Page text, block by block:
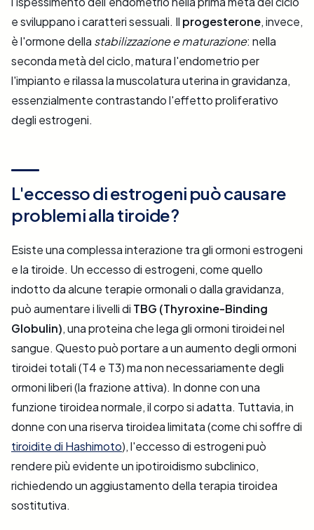
e sviluppano i caratteri sessuali. Il progesterone, invece,
è l'ormone della stabilizzazione e maturazione: nella
seconda metà del ciclo, matura l'endometrio per
l'impianto e rilassa la muscolatura uterina in gravidanza,
essenzialmente contrastando l'effetto proliferativo
degli estrogeni.
L'eccesso di estrogeni può causare
problemi alla tiroide?
Esiste una complessa interazione tra gli ormoni estrogeni
e la tiroide. Un eccesso di estrogeni, come quello
indotto da alcune terapie ormonali o dalla gravidanza,
può aumentare i livelli di TBG (Thyroxine-Binding
Globulin), una proteina che lega gli ormoni tiroidei nel
sangue. Questo può portare a un aumento degli ormoni
tiroidei totali (T4 e T3) ma non necessariamente degli
ormoni liberi (la frazione attiva). In donne con una
funzione tiroidea normale, il corpo si adatta. Tuttavia, in
donne con una riserva tiroidea limitata (come chi soffre di
tiroidite di Hashimoto), l'eccesso di estrogeni può
rendere più evidente un ipotiroidismo subclinico,
richiedendo un aggiustamento della terapia tiroidea
sostitutiva.